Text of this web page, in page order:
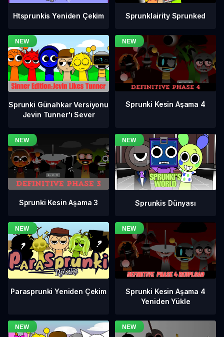
Htsprunkis Yeniden Çekim Sprunklairity Sprunked
Sprunki Günahkar Versiyonu
Jevin Tunner'ı Sever
Sprunki Kesin Aşama 4
Sprunki Kesin Aşama 3 Sprunkis Dünyası
Parasprunki Yeniden Çekim
Sprunki Kesin Aşama 4
Yeniden Yükle